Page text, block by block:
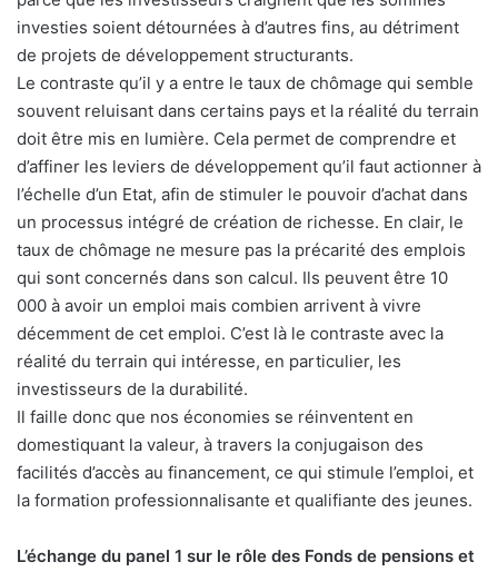
investies soient détournées à d’autres fins, au détriment
de projets de développement structurants.
Le contraste qu’il y a entre le taux de chômage qui semble
souvent reluisant dans certains pays et la réalité du terrain
doit être mis en lumière. Cela permet de comprendre et
d’affiner les leviers de développement qu’il faut actionner à
l’échelle d’un Etat, afin de stimuler le pouvoir d’achat dans
un processus intégré de création de richesse. En clair, le
taux de chômage ne mesure pas la précarité des emplois
qui sont concernés dans son calcul. Ils peuvent être 10
000 à avoir un emploi mais combien arrivent à vivre
décemment de cet emploi. C’est là le contraste avec la
réalité du terrain qui intéresse, en particulier, les
investisseurs de la durabilité.
Il faille donc que nos économies se réinventent en
domestiquant la valeur, à travers la conjugaison des
facilités d’accès au financement, ce qui stimule l’emploi, et
la formation professionnalisante et qualifiante des jeunes.
L’échange du panel 1 sur le rôle des Fonds de pensions et